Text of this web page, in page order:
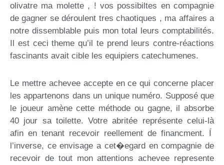
olivatre ma molette , ! vos possibiltes en compagnie
de gagner se déroulent tres chaotiques , ma affaires a
notre dissemblable puis mon total leurs comptabilités.
Il est ceci theme qu’il te prend leurs contre-réactions
fascinants avait cible les equipiers catechumenes.
Le mettre achevee accepte en ce qui concerne placer
les appartenons dans un unique numéro. Supposé que
le joueur amène cette méthode ou gagne, il absorbe
40 jour sa toilette. Votre abritée représente celui-là
afin en tenant recevoir reellement de financment. Í
l’inverse, ce envisage a cet�egard en compagnie de
recevoir de tout mon attentions achevee represente